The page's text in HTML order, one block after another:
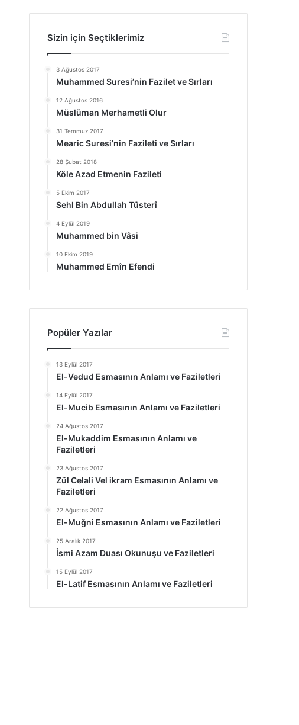
Sizin için Seçtiklerimiz
3 Ağustos 2017
Muhammed Suresi’nin Fazilet ve Sırları
12 Ağustos 2016
Müslüman Merhametli Olur
31 Temmuz 2017
Mearic Suresi’nin Fazileti ve Sırları
28 Şubat 2018
Köle Azad Etmenin Fazileti
5 Ekim 2017
Sehl Bin Abdullah Tüsterî
4 Eylül 2019
Muhammed bin Vâsi
10 Ekim 2019
Muhammed Emîn Efendi
Popüler Yazılar
13 Eylül 2017
El-Vedud Esmasının Anlamı ve Faziletleri
14 Eylül 2017
El-Mucib Esmasının Anlamı ve Faziletleri
24 Ağustos 2017
El-Mukaddim Esmasının Anlamı ve
Faziletleri
23 Ağustos 2017
Zül Celali Vel ikram Esmasının Anlamı ve
Faziletleri
22 Ağustos 2017
El-Muğni Esmasının Anlamı ve Faziletleri
25 Aralık 2017
İsmi Azam Duası Okunuşu ve Faziletleri
15 Eylül 2017
El-Latif Esmasının Anlamı ve Faziletleri